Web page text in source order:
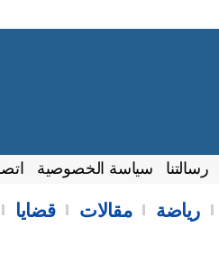
رسالتنا سياسة الخصوصية
رياضة مقالات قضايا